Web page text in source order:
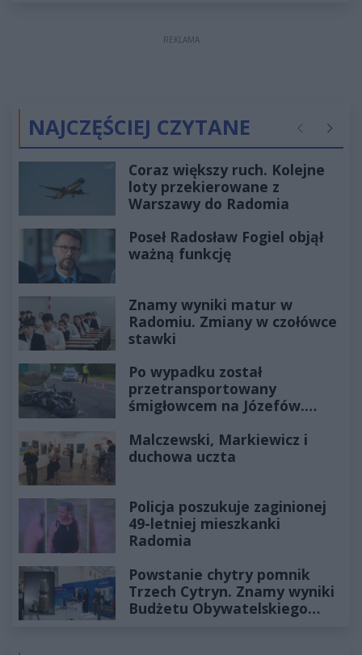
REKLAMA
NAJCZĘŚCIEJ CZYTANE Poprzednie
Coraz większy ruch. Kolejne
loty przekierowane z
Warszawy do Radomia
Poseł Radosław Fogiel objął
ważną funkcję
Znamy wyniki matur w
Radomiu. Zmiany w czołówce
stawki
Po wypadku został
przetransportowany
śmigłowcem na Józefów.
Malczewski, Markiewicz i
duchowa uczta
Policja poszukuje zaginionej
49-letniej mieszkanki
Radomia
Powstanie chytry pomnik
Trzech Cytryn. Znamy wyniki
Budżetu Obywatelskiego